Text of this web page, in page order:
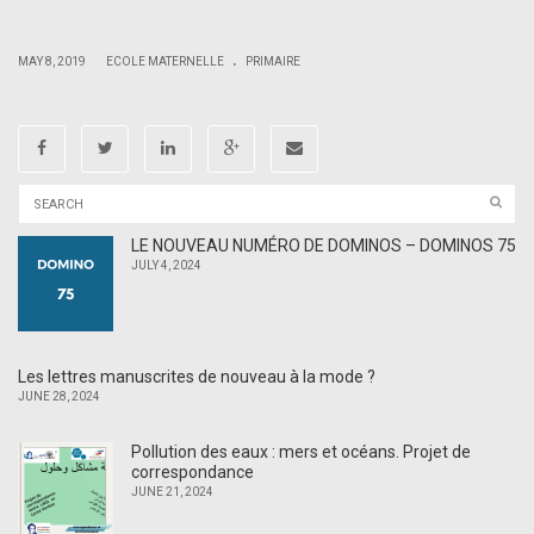
MAY 8, 2019 ECOLE MATERNELLE . PRIMAIRE
LE NOUVEAU NUMÉRO DE DOMINOS – DOMINOS 75
JULY 4, 2024
Les lettres manuscrites de nouveau à la mode ?
JUNE 28, 2024
Pollution des eaux : mers et océans. Projet de
correspondance
JUNE 21, 2024